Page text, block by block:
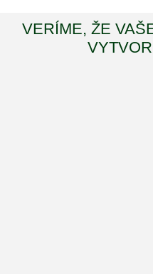
VERÍME, ŽE